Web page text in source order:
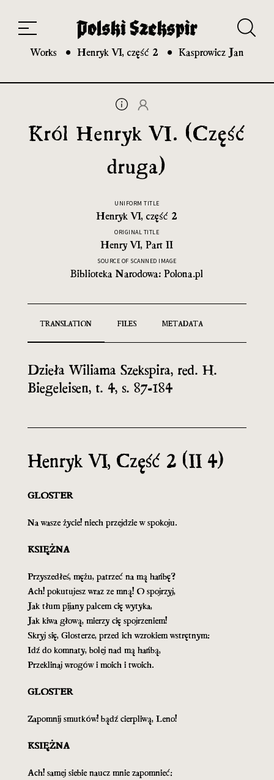
20th and 21st century module
Works Henryk VI, część 2 Kasprowicz Jan
TRANSLATION FILES METADATA
Dzieła Wiliama Szekspira, red. H.
Biegeleisen, t. 4, s. 87-184
Henryk VI, Część 2 (II 4)
GLOSTER
Na wasze życie! niech przejdzie w spokoju.
KSIĘŻNA
Przyszedłeś, mężu, patrzeć na mą hańbę?
Ach! pokutujesz wraz ze mną! O spojrzyj,
Jak tłum pijany palcem cię wytyka,
Jak kiwa głową, mierzy cię spojrzeniem!
Skryj się, Glosterze, przed ich wzrokiem wstrętnym:
Idź do komnaty, bolej nad mą hańbą,
Przeklinaj wrogów i moich i twoich.
GLOSTER
Zapomnij smutków! bądź cierpliwą, Leno!
KSIĘŻNA
Ach! samej siebie naucz mnie zapomnieć:
Król Henryk VI. (Część
druga)
UNIFORM TITLE
Henryk VI, część 2
ORIGINAL TITLE
Henry VI, Part II
SOURCE OF SCANNED IMAGE
Biblioteka Narodowa: Polona.pl